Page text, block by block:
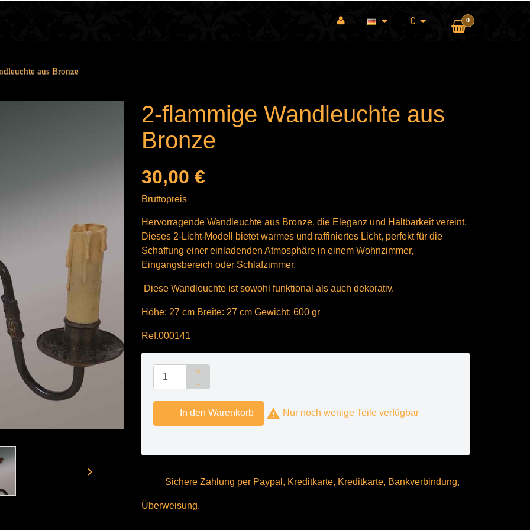
0
€
aus Bronze

2-flammige Wandleuchte aus
Bronze
30,00 €
Bruttopreis
Hervorragende Wandleuchte aus Bronze, die Eleganz und Haltbarkeit vereint.
Dieses 2-Licht-Modell bietet warmes und raffiniertes Licht, perfekt für die
Schaffung einer einladenden Atmosphäre in einem Wohnzimmer,
Eingangsbereich oder Schlafzimmer.
Diese Wandleuchte ist sowohl funktional als auch dekorativ.
Höhe: 27 cm Breite: 27 cm Gewicht: 600 gr
Ref.000141
In den Warenkorb  Nur noch wenige Teile verfügbar
Sichere Zahlung per Paypal, Kreditkarte, Kreditkarte, Bankverbindung,
Überweisung.